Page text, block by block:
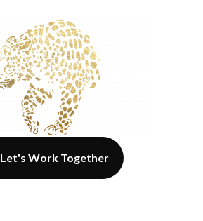
Let's Work Together